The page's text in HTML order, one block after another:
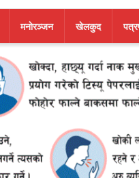
मनाेरञ्जन खेलकुद